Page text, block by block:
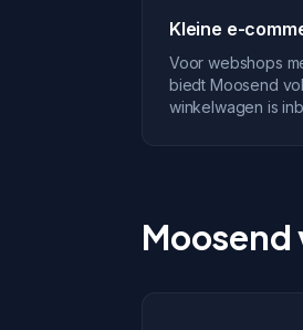
Kleine e-
Voor webshops
biedt Moosend
winkelwagen is